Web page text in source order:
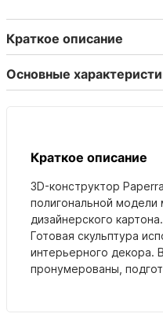
Краткое описание
Основные
Краткое описание
3D-конструктор
полигональной модели
дизайнерского картона.
Готовая скульптура
интерьерного декора.
пронумерованы,